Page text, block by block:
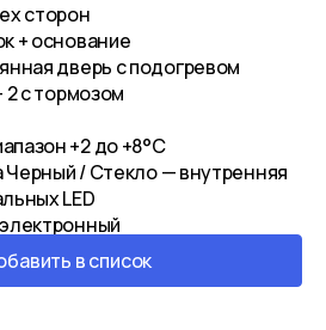
сторон
+ основание
дверь с подогревом
с тормозом
+2 до +8°C
/ Стекло — внутренняя
LED
в список